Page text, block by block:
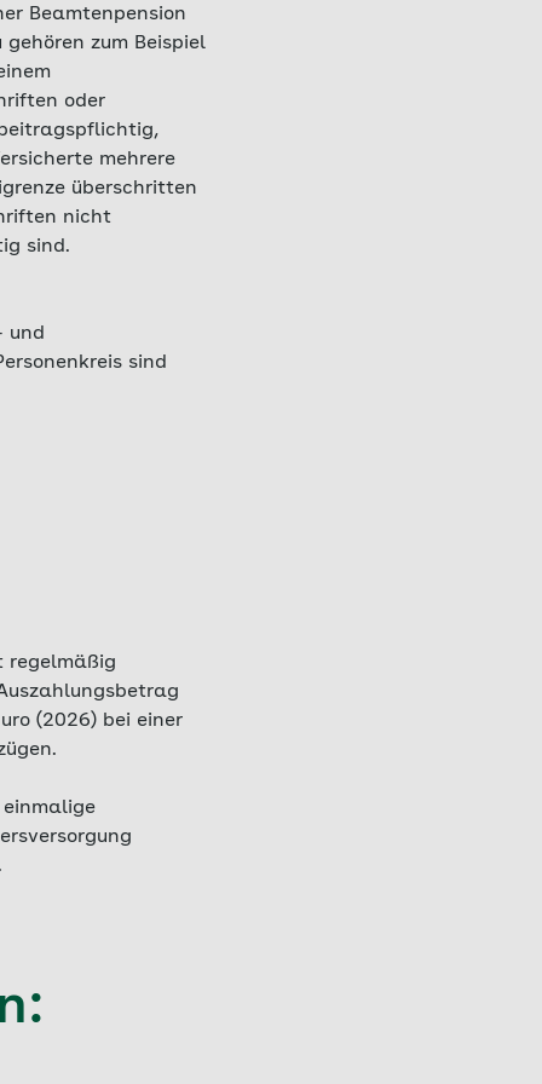
Beamtenpension
zum Beispiel
oder
mehrere
überschritten
nicht
sind.
und
sind
regelmäßig
(2026) bei einer